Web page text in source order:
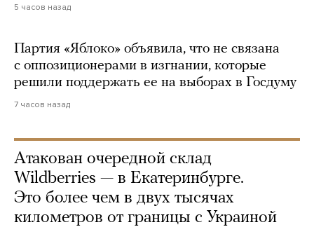
5 часов назад
Партия «Яблоко» объявила, что не связана
с оппозиционерами в изгнании, которые
решили поддержать ее на выборах в Госдуму
7 часов назад
Атакован очередной склад
Wildberries — в Екатеринбурге.
Это более чем в двух тысячах
километров от границы с Украиной